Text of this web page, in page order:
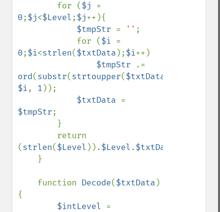
        for (
$j
0;$j<$Level;$j++){
$tmpStr = '' ;
            for (
$i
0;$i<strlen($txtData );$i++)
$tmpStr
ord(substr(strtoupper($txtData
$i, 1 ));
$txtData
$tmpStr;
(strlen($Level )).$Level.$txtData
    function
Decode($txtData )
{
$intLevel